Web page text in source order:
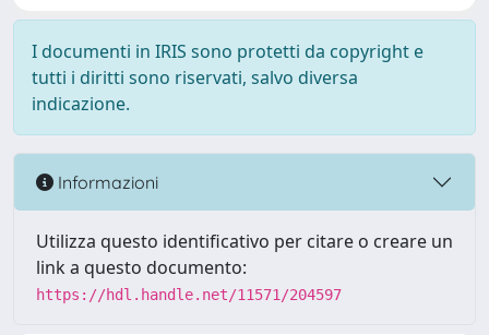
I documenti in IRIS sono protetti da copyright e
tutti i diritti sono riservati, salvo diversa
indicazione.
Informazioni
Utilizza questo identificativo per citare o creare un
link a questo documento:
https://hdl.handle.net/11571/204597